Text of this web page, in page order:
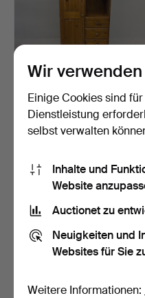
HERRENGARDEROBE
AUS KIEFER.
2 Tage
Suche speichern
Archiv
suchen.
Wir
Einige Cookies sind
Dienstleistung
selbst verwalten
Inhalte und
Website
Auctionet zu
Neuigkeiten und
Websites für Sie
Weitere Informationen: